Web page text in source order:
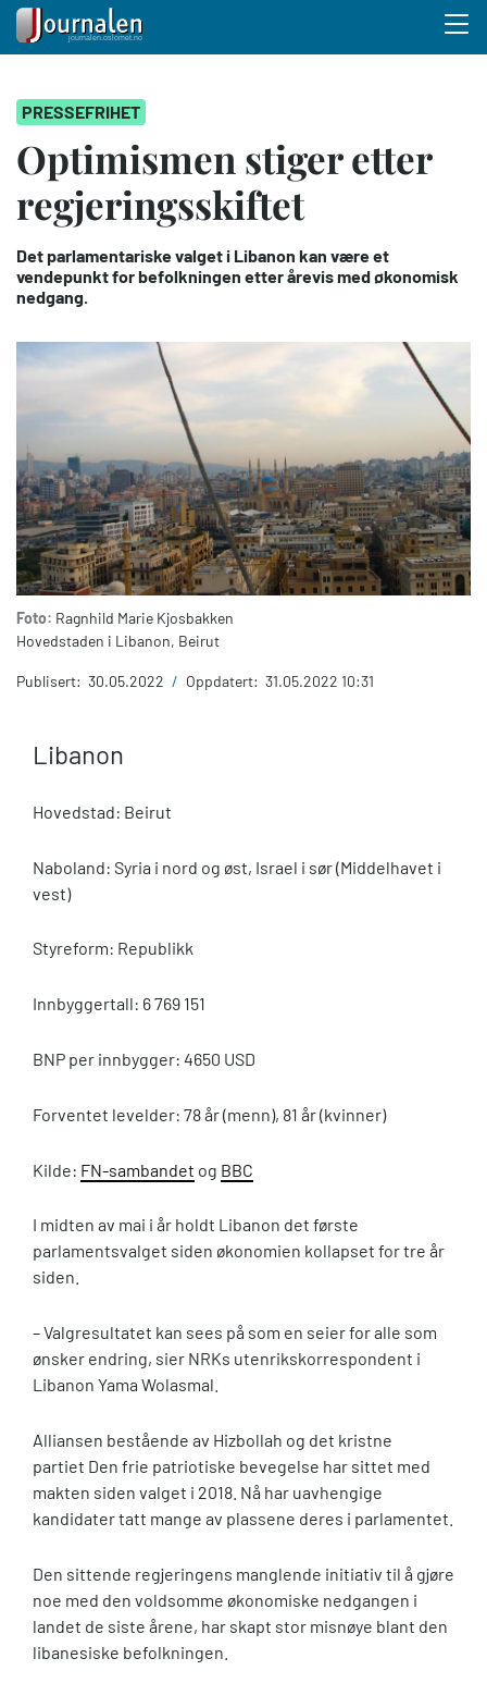
hovedinnhold
PRESSEFRIHET
Optimismen stiger etter
regjeringsskiftet
Det parlamentariske valget i Libanon kan være et
vendepunkt for befolkningen etter årevis med økonomisk
nedgang.
Foto: Ragnhild Marie Kjosbakken
Hovedstaden i Libanon, Beirut
Publisert: 30.05.2022 / Oppdatert: 31.05.2022 10:31
Libanon
Hovedstad: Beirut
Naboland: Syria i nord og øst, Israel i sør (Middelhavet i
vest)
Styreform: Republikk
Innbyggertall: 6 769 151
BNP per innbygger: 4650 USD
Forventet levelder: 78 år (menn), 81 år (kvinner)
Kilde: FN-sambandet og BBC
I midten av mai i år holdt Libanon det første
parlamentsvalget siden økonomien kollapset for tre år
siden.
– Valgresultatet kan sees på som en seier for alle som
ønsker endring, sier NRKs utenrikskorrespondent i
Libanon Yama Wolasmal.
Alliansen bestående av Hizbollah og det kristne
partiet Den frie patriotiske bevegelse har sittet med
makten siden valget i 2018. Nå har uavhengige
kandidater tatt mange av plassene deres i parlamentet.
Den sittende regjeringens manglende initiativ til å gjøre
noe med den voldsomme økonomiske nedgangen i
landet de siste årene, har skapt stor misnøye blant den
libanesiske befolkningen.